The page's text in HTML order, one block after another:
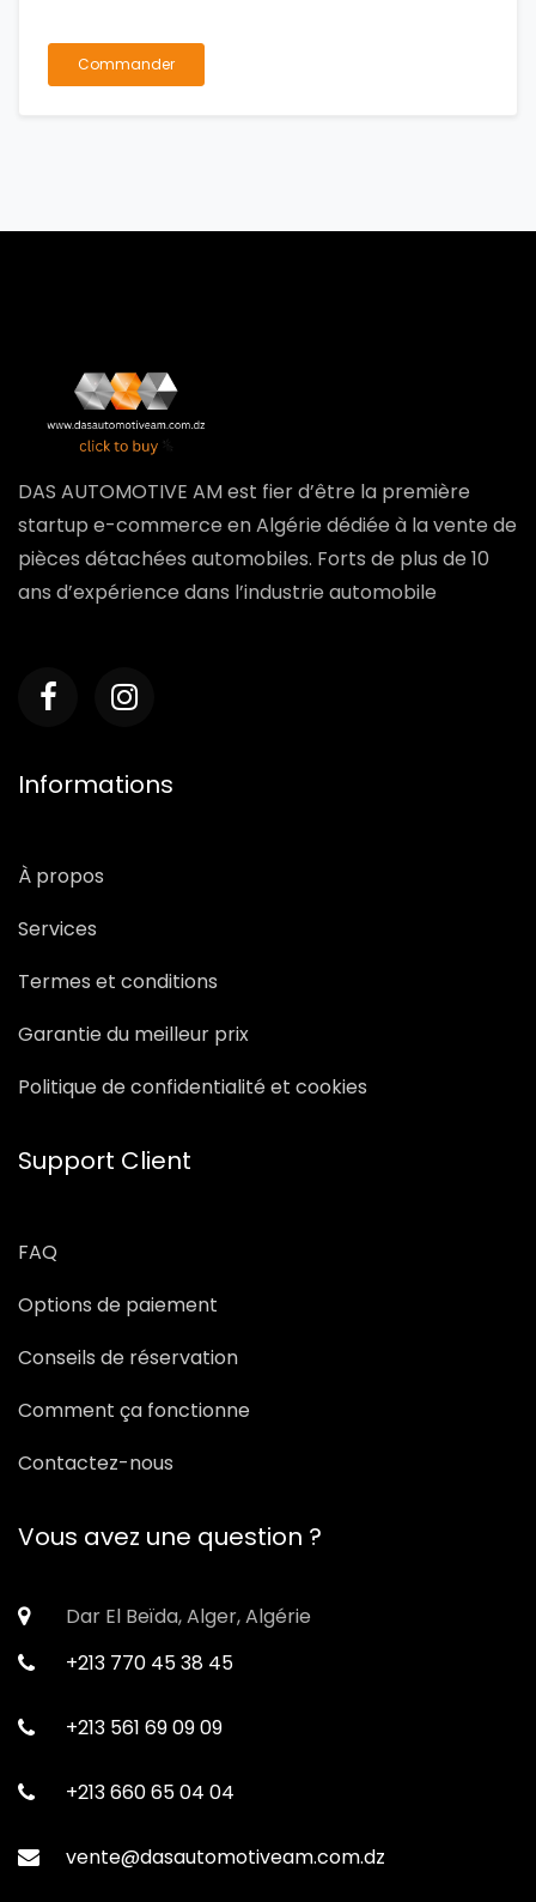
Commander
DAS AUTOMOTIVE AM est fier d’être la première
startup e-commerce en Algérie dédiée à la vente de
pièces détachées automobiles. Forts de plus de 10
ans d’expérience dans l’industrie automobile
Informations
À propos
Services
Termes et conditions
Garantie du meilleur prix
Politique de confidentialité et cookies
Support Client
FAQ
Options de paiement
Conseils de réservation
Comment ça fonctionne
Contactez-nous
Vous avez une question ?
Dar El Beïda, Alger, Algérie
+213 770 45 38 45
+213 561 69 09 09
+213 660 65 04 04
vente@dasautomotiveam.com.dz